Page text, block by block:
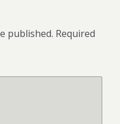
published. Required